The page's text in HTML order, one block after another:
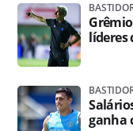
líderes
ganha